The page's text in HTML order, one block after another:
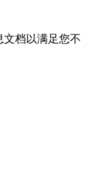
档以满足您不